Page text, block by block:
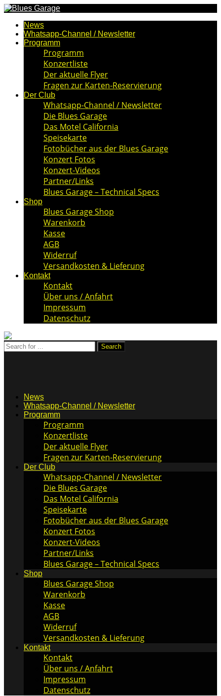
News
Whatsapp-Channel / Newsletter
Programm
Programm
Konzertliste
Der aktuelle Flyer
Fragen zur Karten-Reservierung
Der Club
Whatsapp-Channel / Newsletter
Die Blues Garage
Das Motel California
Speisekarte
Fotobücher aus der Blues Garage
Konzert Fotos
Konzert-Videos
Partner/Links
Blues Garage – Technical Specs
Shop
Blues Garage Shop
Warenkorb
Kasse
AGB
Widerruf
Versandkosten & Lieferung
Kontakt
Kontakt
Über uns / Anfahrt
Impressum
Datenschutz
News
Whatsapp-Channel / Newsletter
Programm
Programm
Konzertliste
Der aktuelle Flyer
Fragen zur Karten-Reservierung
Der Club
Whatsapp-Channel / Newsletter
Die Blues Garage
Das Motel California
Speisekarte
Fotobücher aus der Blues Garage
Konzert Fotos
Konzert-Videos
Partner/Links
Blues Garage – Technical Specs
Shop
Blues Garage Shop
Warenkorb
Kasse
AGB
Widerruf
Versandkosten & Lieferung
Kontakt
Kontakt
Über uns / Anfahrt
Impressum
Datenschutz